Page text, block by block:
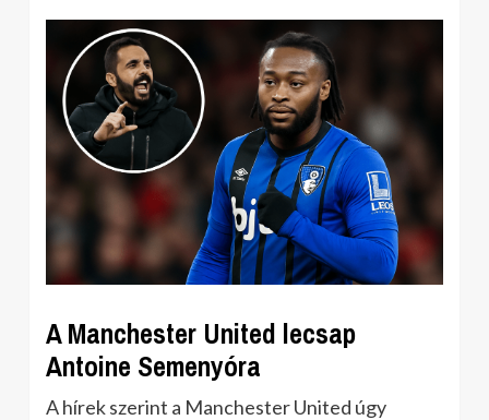
A Manchester United lecsap
Antoine Semenyóra
A hírek szerint a Manchester United úgy